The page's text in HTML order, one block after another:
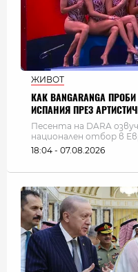
ЖИВОТ
КАК BANGARANGA
ИСПАНИЯ ПРЕЗ
Песента на DARA
национален отбор в
18:04 - 07.08.2026